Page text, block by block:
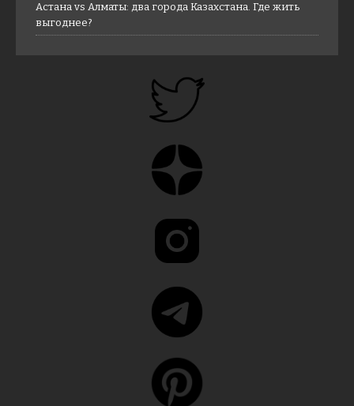
Астана vs Алматы: два города Казахстана. Где жить
выгоднее?